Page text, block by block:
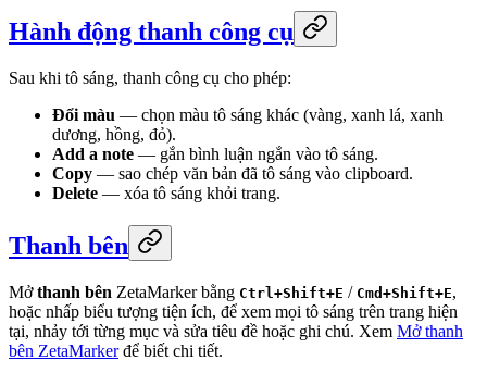
Hành động thanh công cụ
Sau khi tô sáng, thanh công cụ cho phép:
Đổi màu — chọn màu tô sáng khác (vàng, xanh lá, xanh
dương, hồng, đỏ).
Add a note — gắn bình luận ngắn vào tô sáng.
Copy — sao chép văn bản đã tô sáng vào clipboard.
Delete — xóa tô sáng khỏi trang.
Thanh bên
Mởthanh bên ZetaMarker bằng Ctrl+Shift+E / Cmd+Shift+E,
hoặc nhấp biểu tượng tiện ích, để xem mọi tô sáng trên trang hiện
tại, nhảy tới từng mục và sửa tiêu đề hoặc ghi chú. Xem Mở thanh
bên ZetaMarkerđể biết chi tiết.